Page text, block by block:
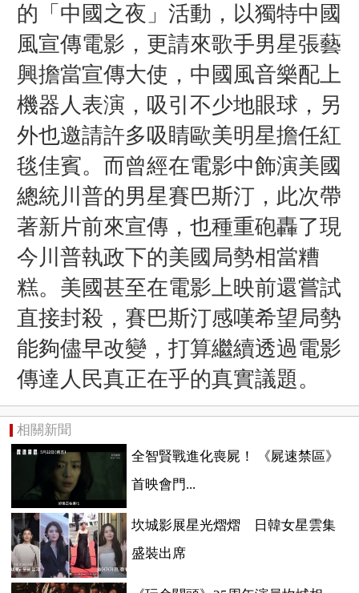
的「中國之夜」活動，以獨特中國
風宣傳電影，更請來歌手男星張藝
興擔當宣傳大使，中國風音樂配上
機器人表演，吸引不少地眼球，另
外也邀請許多吸睛歐美明星擔任紅
毯佳賓。而曾經在電影中飾演美國
總統川普的男星賽巴斯汀，此次帶
著新片前來宣傳，也種重砲轟了現
今川普執政下的美國局勢相當糟
糕。美國甚至在電影上映前還嘗試
直接封殺，賽巴斯汀感嘆希望局勢
能夠儘早改變，打算繼續透過電影
傳達人民真正在乎的真實議題。
相關新聞
全智賢戰進化喪屍！ 《屍速禁區》
首映會門...
坎城影展星光熠熠 日韓女星雲集
盛裝出席